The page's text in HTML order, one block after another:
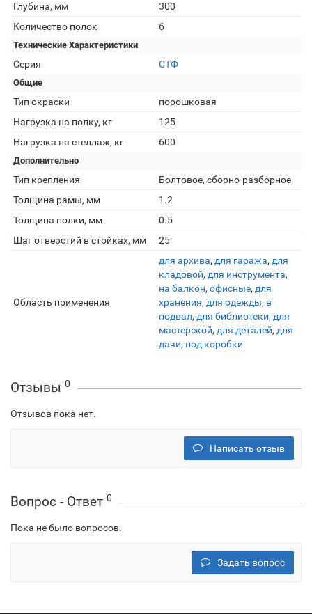
Глубина, мм
300
Количество полок
6
Технические Характеристики
Серия СТФ
Общие
Тип окраски
порошковая
Нагрузка на полку, кг
125
Нагрузка на стеллаж, кг
600
Дополнительно
Тип крепления
Болтовое, сборно-разборное
Толщина рамы, мм
1.2
Толщина полки, мм
0.5
Шаг отверстий в стойках, мм
25
Область применения
для архива, для гаража, для
кладовой, для инструмента,
на балкон, офисные, для
хранения, для одежды, в
подвал, для библиотеки, для
мастерской, для деталей, для
дачи, под коробки.
Отзывы 0
Отзывов пока нет.
Написать отзыв
Вопрос - Ответ 0
Пока не было вопросов.
Задать вопрос